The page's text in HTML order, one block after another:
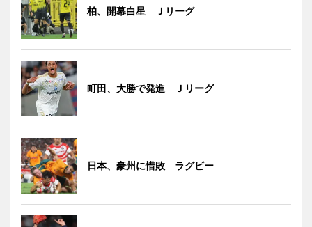
柏、開幕白星 Ｊリーグ
町田、大勝で発進 Ｊリーグ
日本、豪州に惜敗 ラグビー